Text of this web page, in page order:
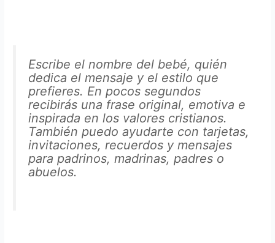
Escribe el nombre del bebé, quién
dedica el mensaje y el estilo que
prefieres. En pocos segundos
recibirás una frase original, emotiva e
inspirada en los valores cristianos.
También puedo ayudarte con tarjetas,
invitaciones, recuerdos y mensajes
para padrinos, madrinas, padres o
abuelos.